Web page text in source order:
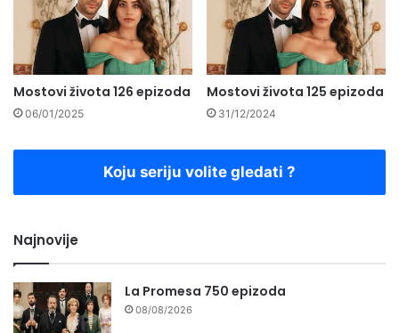
Mostovi života 126 epizoda
06/01/2025
Mostovi života 125 epizoda
31/12/2024
Koju seriju volite gledati ?
Najnovije
La Promesa 750 epizoda
08/08/2026